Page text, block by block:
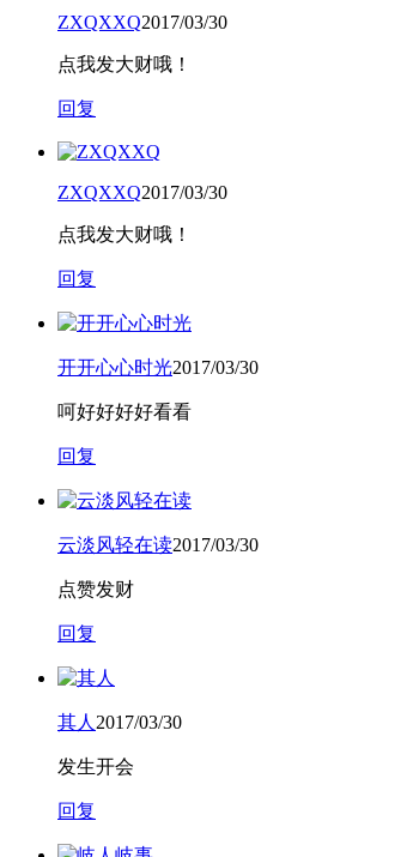
ZXQXXQ2017/03/30
点我发大财哦！
回复
ZXQXXQ2017/03/30
点我发大财哦！
回复
开开心心时光2017/03/30
呵好好好好看看
回复
云淡风轻在读2017/03/30
点赞发财
回复
其人 2017/03/30
发生开会
回复